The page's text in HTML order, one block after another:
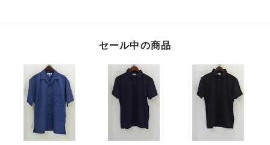
セール中の商品